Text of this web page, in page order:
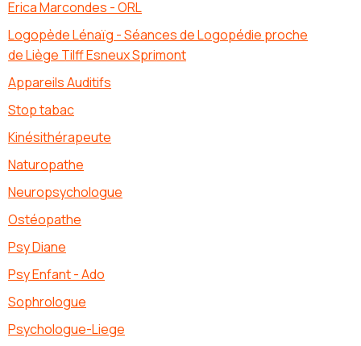
Erica Marcondes - ORL
Logopède Lénaïg - Séances de Logopédie proche
de Liège Tilff Esneux Sprimont
Appareils Auditifs
Stop tabac
Kinésithérapeute
Naturopathe
Neuropsychologue
Ostéopathe
Psy Diane
Psy Enfant - Ado
Sophrologue
Psychologue-Liege